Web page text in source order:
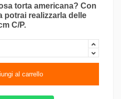
torta americana? Con
potrai realizzarla delle
C/P.
al carrello